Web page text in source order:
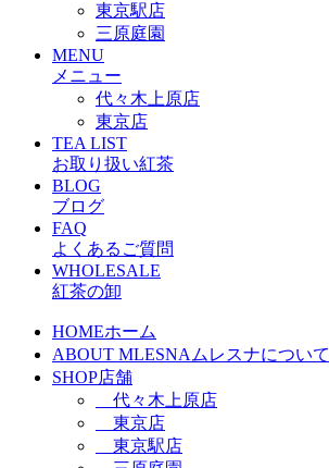
東京駅店
三原庭園
MENU
メニュー
代々木上原店
東京店
TEA LIST
お取り扱い紅茶
BLOG
ブログ
FAQ
よくあるご質問
WHOLESALE
紅茶の卸
HOMEホーム
ABOUT MLESNAムレスナについて
SHOP店舗
代々木上原店
東京店
東京駅店